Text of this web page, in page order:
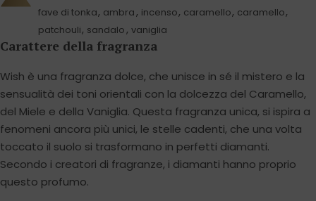
fave di tonka, ambra, incenso, caramello, caramello,
patchouli, sandalo, vaniglia
Carattere della fragranza
Wish è una fragranza dolce, che unisce in sé il mistero e la
sensualità dei toni orientali con la dolcezza del Caramello,
del Miele e della Vaniglia. Questa fragranza unica, si ispira a
fenomeni ancora più unici, le stelle cadenti, che una volta
toccato il suolo si trasformano in perfetti diamanti.
Secondo i creatori di fragranze, i diamanti hanno proprio
questo profumo.